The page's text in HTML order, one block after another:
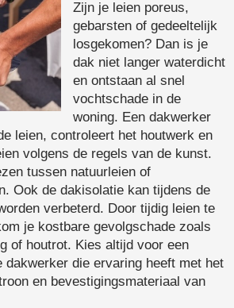
Zijn je leien poreus,
gebarsten of gedeeltelijk
losgekomen? Dan is je
dak niet langer waterdicht
en ontstaan al snel
vochtschade in de
woning. Een dakwerker
leien, controleert het houtwerk en
volgens de regels van de kunst.
tussen natuurleien of
Ook de dakisolatie kan tijdens de
verbeterd. Door tijdig leien te
je kostbare gevolgschade zoals
of houtrot. Kies altijd voor een
dakwerker die ervaring heeft met het
en bevestigingsmateriaal van